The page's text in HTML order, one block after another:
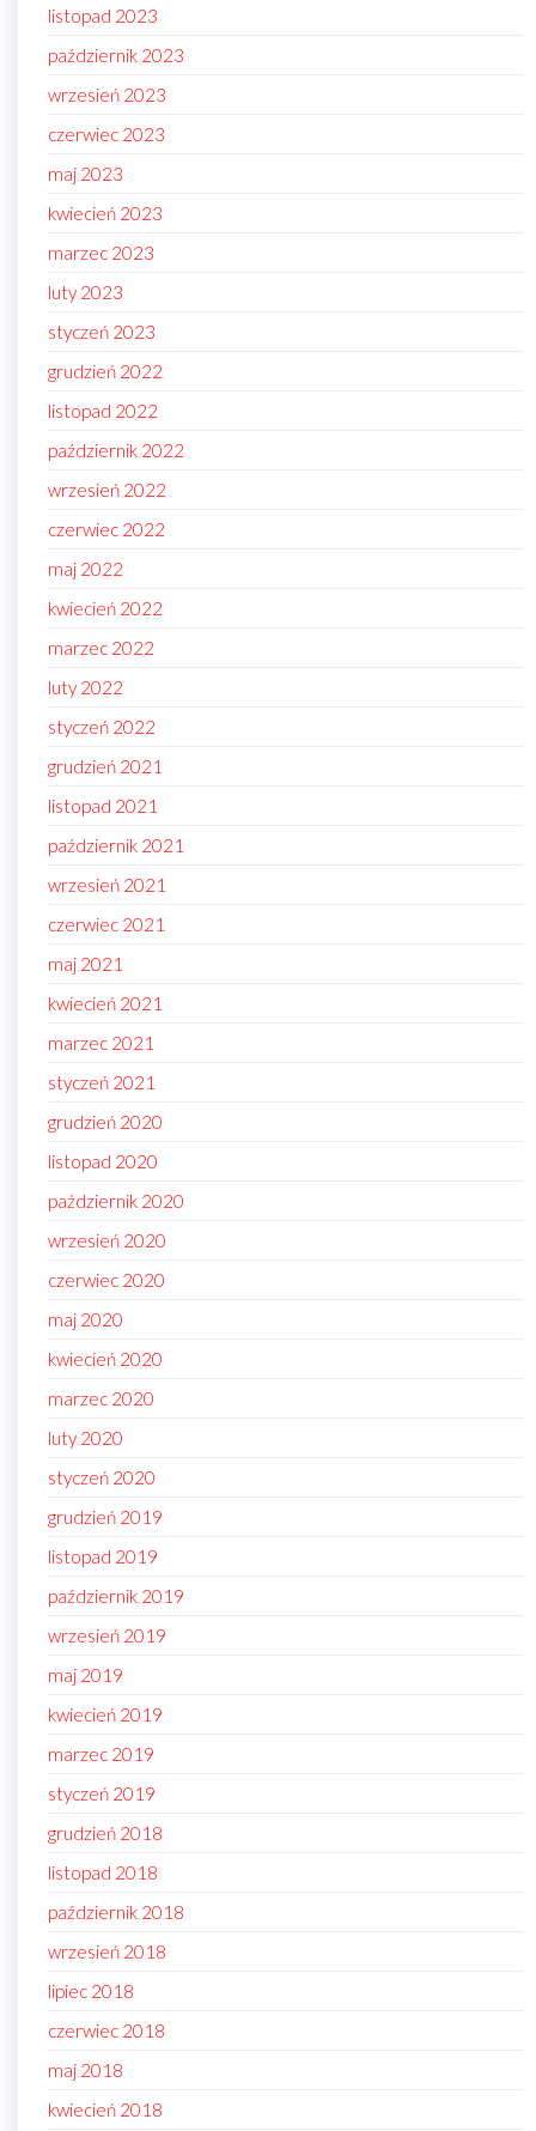
listopad 2023
październik 2023
wrzesień 2023
czerwiec 2023
maj 2023
kwiecień 2023
marzec 2023
luty 2023
styczeń 2023
grudzień 2022
listopad 2022
październik 2022
wrzesień 2022
czerwiec 2022
maj 2022
kwiecień 2022
marzec 2022
luty 2022
styczeń 2022
grudzień 2021
listopad 2021
październik 2021
wrzesień 2021
czerwiec 2021
maj 2021
kwiecień 2021
marzec 2021
styczeń 2021
grudzień 2020
listopad 2020
październik 2020
wrzesień 2020
czerwiec 2020
maj 2020
kwiecień 2020
marzec 2020
luty 2020
styczeń 2020
grudzień 2019
listopad 2019
październik 2019
wrzesień 2019
maj 2019
kwiecień 2019
marzec 2019
styczeń 2019
grudzień 2018
listopad 2018
październik 2018
wrzesień 2018
lipiec 2018
czerwiec 2018
maj 2018
kwiecień 2018